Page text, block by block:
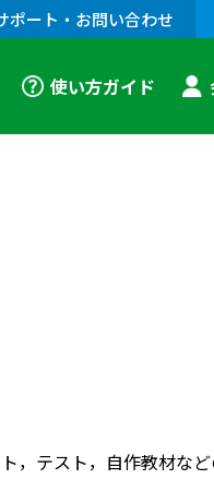
ポート・お問い合わせ
使い方ガイド
，テスト，自作教材な